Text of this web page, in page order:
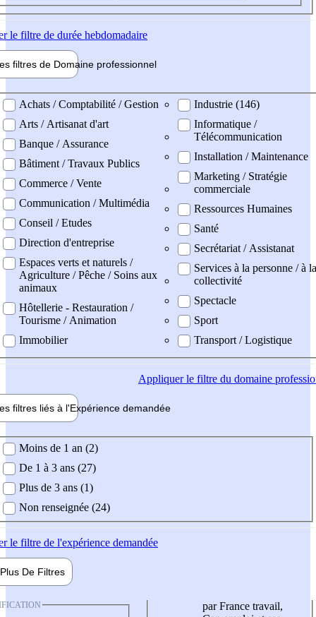
le filtre de durée hebdomadaire
filtres de Domaine professionnel
professionel
Achats / Comptabilité / Gestion
Arts / Artisanat d'art
Banque / Assurance
Bâtiment / Travaux Publics
Commerce / Vente
Communication / Multimédia
Conseil / Etudes
Direction d'entreprise
Espaces verts et naturels /
Agriculture / Pêche / Soins aux
animaux
Hôtellerie - Restauration /
Tourisme / Animation
Immobilier
Industrie (146)
Informatique /
Télécommunication
Installation / Maintenance
Marketing / Stratégie
commerciale
Ressources Humaines
Santé
Secrétariat / Assistanat
Services à la personne / à la
collectivité
Spectacle
Sport
Transport / Logistique
Appliquerle filtre du domaine
filtres liés à l'Expérience demandée
demandée
Moins de 1 an (2)
De 1 à 3 ans (27)
Plus de 3 ans (1)
Non renseignée (24)
le filtre de l'expérience demandée
Plus De Filtres
par France travail,